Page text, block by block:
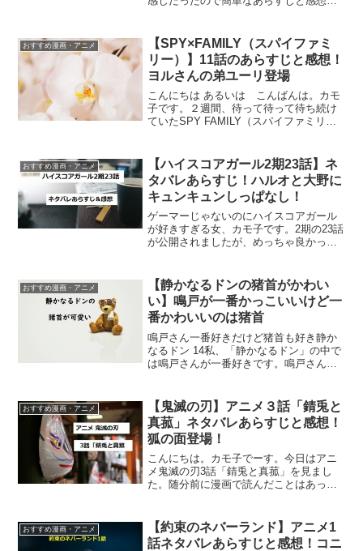
1(完全生産限定版) 頼りになる長男竈門炭
治郎顔に...
おすすめ漫画・アニメ
【SPY×FAMILY（スパイファミ
リー）】11話のあらすじと感想！
ヨルさんの弟ユーリ登場
こんにちは あるいは こんばんは。カモ
子です。２週間、待って待って待ち続け
ていたSPY FAMILY（スパイファミリ
多かったのですが・・・・ ユーリ君、イ
メージと違うよ...
おすすめ漫画・アニメ
【ハイスコアガール2期23話】ネ
タバレあらすじ！ハルオと大野に
キュンキュンしっぱなし！
ゲーマーじゃないのにハイスコアガール
が好きすぎる女、カモ子です。2期の23話
が公開されましたが、めっちゃ良かっ
早速ネタバレあらすじ紹介しちゃうよ。
（前回は簡単に流したけ...
おすすめ漫画・アニメ
【静かなるドンの猪首がかわい
い】鳴戸が一番かっこいいけど一
番かわいいのは猪首
鳴戸さん一番好きだけど猪首も好き静か
なるドン 14私、「静かなるドン」の中で
は鳴戸さんが一番好きです。鳴戸さんを
一人お気に入りが。それは突撃隊長の猪
首硬四郎です。大柄、...
おすすめ漫画・アニメ
【鬼滅の刃】アニメ３話「錆兎と
真菰」ネタバレあらすじと感想！
狐の面登場！
こんにちは。カモ子でーす。今日はアニ
メ鬼滅の刃3話「錆兎と真菰」を見まし
た。随分前に漫画で読んだことはあった
す。アニメ鬼滅の刃3話あらすじ鬼滅の刃
2(完全生産限定版)...
おすすめ漫画・アニメ
【約束のネバーランド】アニメ1
話ネタバレあらすじと感想！コニ